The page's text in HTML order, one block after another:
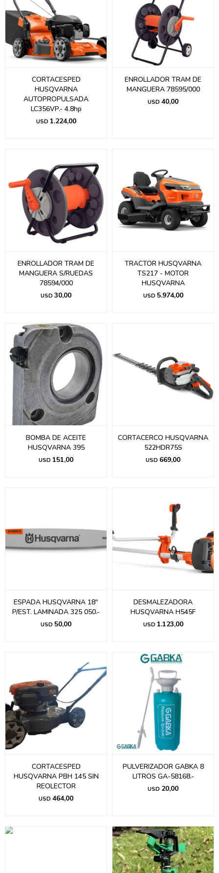
CORTACESPED
HUSQVARNA
AUTOPROPULSADA
LC356VP.- 4.8hp
USD 1.224,00
ENROLLADOR TRAM DE
MANGUERA 78595/000
USD 40,00
ENROLLADOR TRAM DE
MANGUERA S/RUEDAS
78594/000
USD 30,00
TRACTOR HUSQVARNA
TS217 - MOTOR
HUSQVARNA
USD 5.974,00
BOMBA DE ACEITE
HUSQVARNA 395
USD 151,00
CORTACERCO HUSQVARNA
522HDR75S
USD 669,00
ESPADA HUSQVARNA 18"
P/EST. LAMINADA 325 050.-
USD 50,00
DESMALEZADORA
HUSQVARNA H545F
USD 1.123,00
CORTACESPED
HUSQVARNA PBH 145 SIN
REOLECTOR
USD 464,00
PULVERIZADOR GABKA 8
LITROS GA-58168.-
USD 20,00